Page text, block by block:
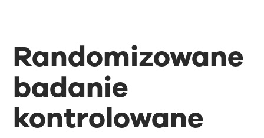
Randomizowane
badanie
kontrolowane